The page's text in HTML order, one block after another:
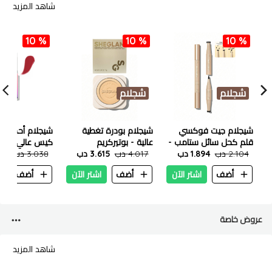
شاهد المزيد
شجلام
10 %
شيجلام جيت فوكسي
قلم كحل سائل ستامب -
اسود
2.104 دب
1.894 دب
أضف
اشتر الآن
شجلام
10 %
شيجلام بودرة تغطية
عالية - بوتيركريم
4.017 دب
3.615 دب
أضف
اشتر الآن
10 %
شيجلام أحمر
كيس عالي
بولد بلاان - 2.9 غرام
3.038 دب
أضف
عروض خاصة
شاهد المزيد